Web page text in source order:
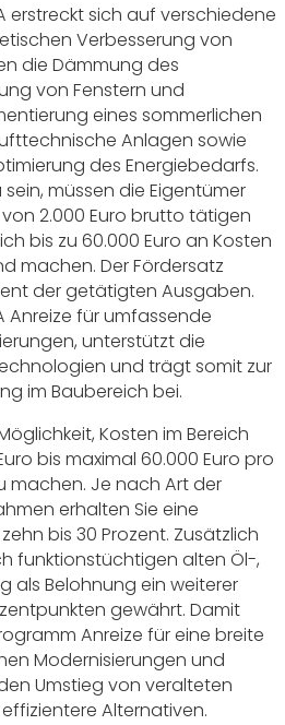
erstreckt sich auf verschiedene
Verbesserung von
die Dämmung des
von Fenstern und
eines sommerlichen
Anlagen sowie
des Energiebedarfs.
müssen die Eigentümer
2.000 Euro brutto tätigen
bis zu 60.000 Euro an Kosten
machen. Der Fördersatz
der getätigten Ausgaben.
Anreize für umfassende
unterstützt die
und trägt somit zur
im Baubereich bei.
Kosten im Bereich
bis maximal 60.000 Euro pro
machen. Je nach Art der
erhalten Sie eine
bis 30 Prozent. Zusätzlich
funktionstüchtigen alten Öl-,
als Belohnung ein weiterer
gewährt. Damit
Anreize für eine breite
Modernisierungen und
Umstieg von veralteten
Alternativen.